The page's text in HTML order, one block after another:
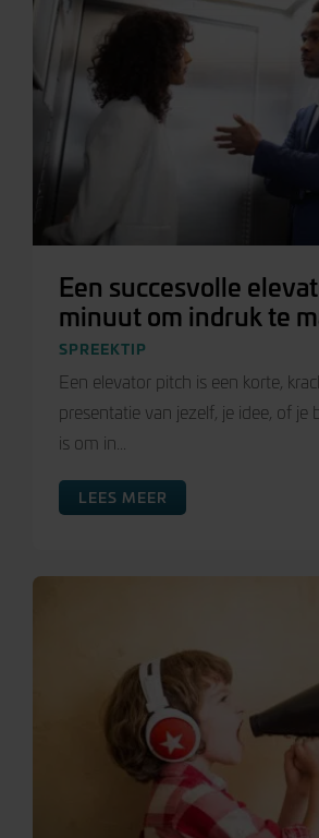
Een succesvolle
minuut om indruk te
SPREEKTIP
Een elevator pitch is een korte,
presentatie van jezelf, je idee, of je
is om in...
LEES MEER